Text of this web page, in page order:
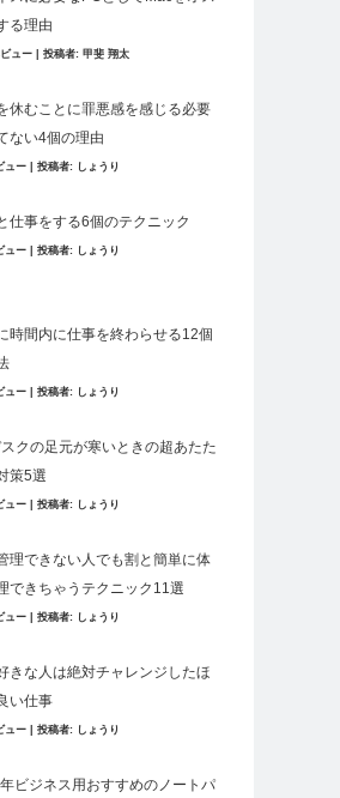
る理由
ュー 投稿者: 甲斐 翔太
休むことに罪悪感を感じる必要
ない4個の理由
ュー 投稿者: しょうり
仕事をする6個のテクニック
ュー 投稿者: しょうり
時間内に仕事を終わらせる12個
ュー 投稿者: しょうり
クの足元が寒いときの超あたた
策5選
ュー 投稿者: しょうり
理できない人でも割と簡単に体
できちゃうテクニック11選
ュー 投稿者: しょうり
きな人は絶対チャレンジしたほ
い仕事
ュー 投稿者: しょうり
ビジネス用おすすめのノートパ